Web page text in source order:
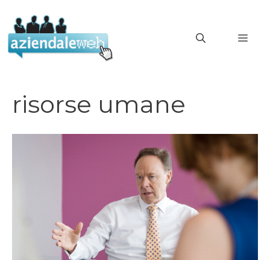
contenuto
risorse umane